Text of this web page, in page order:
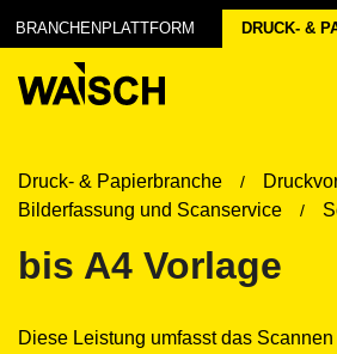
BRANCHENPLATTFORM DRUCK- &
Druck- & Papierbranche
Bilderfassung und Scanservice
bis A4 Vorlage
Diese Leistung umfasst das